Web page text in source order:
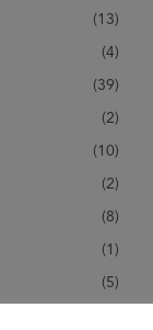
(13)
(4)
(39)
(2)
(10)
(2)
(8)
(1)
(5)